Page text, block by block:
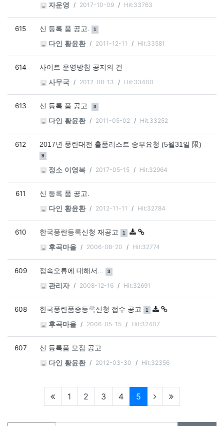
자운영
2017-10-09 Hit:33763
615 신 등록 품 공고. 댓글
1
다인 황윤환 2011-12-11 Hit:33581
614
사이트 운영방침 공지의 건
사무국
2012-08-13 Hit:33400
613 신 등록 품 공고. 댓글
3
다인 황윤환 2011-05-02 Hit:33252
612 2017년 풍란대전 출품리스트 송부요청 (5월31일 限)
9
정소 이영복 2017-05-15 Hit:32964
611
신 등록 품 공고.
다인 황윤환
2012-11-11 Hit:32784
610 한국풍란등록신청 재공고 댓글
1 개
후곡마을 2006-08-20 Hit:32774
609 접속오류에 대해서... 댓글
3
관리자 2008-12-16 Hit:32691
608 한국풍란품종등록신청 접수 공고 댓글
1 개
후곡마을 2006-05-15 Hit:32407
607
신 등록품 모집 공고
다인 황윤환
2012-03-30 Hit:32356
1 2 3 4 5 현재페이지